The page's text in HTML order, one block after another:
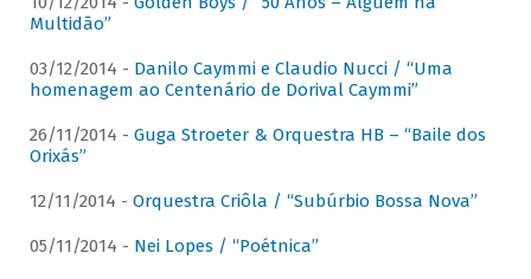
Multidão”
03/12/2014 - Danilo Caymmi e Claudio Nucci / “Uma
homenagem ao Centenário de Dorival Caymmi”
26/11/2014 - Guga Stroeter & Orquestra HB – “Baile dos
Orixás”
12/11/2014 - Orquestra Criôla / “Subúrbio Bossa Nova”
05/11/2014 - Nei Lopes / “Poétnica”